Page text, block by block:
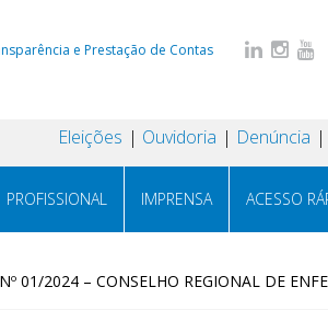
e Prestação de Contas
Eleições Ouvidoria Denúncia
PROFISSIONAL IMPRENSA ACESSO
01/2024 – CONSELHO REGIONAL DE